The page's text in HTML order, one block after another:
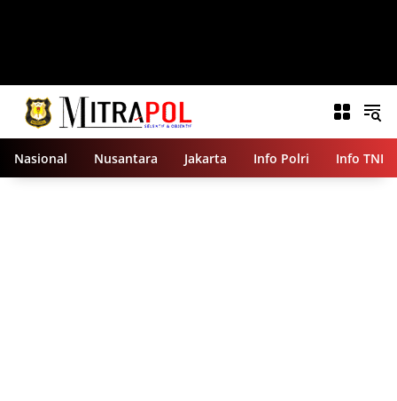
Nasional Nusantara Jakarta Info Polri Info TNI